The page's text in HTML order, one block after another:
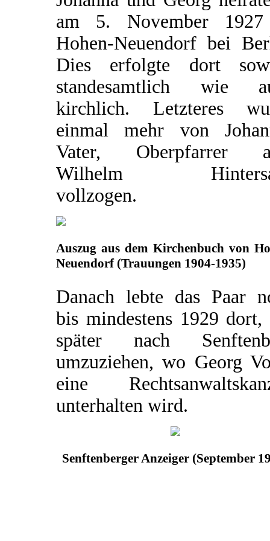
am 5. November
Hohen-Neuendorf bei
Dies erfolgte dort
standesamtlich wie
kirchlich. Letzteres
einmal mehr von
Vater, Oberpfarrer
Wilhelm
vollzogen.
Auszug aus dem Kirchenbuch von
Neuendorf (Trauungen 1904-1935)
Danach lebte das Paar
bis mindestens 1929 dort,
später nach
umzuziehen, wo Georg
eine
unterhalten wird.
Senftenberger Anzeiger (September